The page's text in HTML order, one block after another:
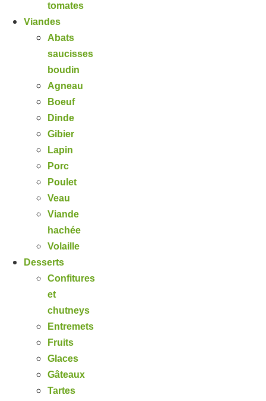
tomates
Viandes
Abats
saucisses
boudin
Agneau
Boeuf
Dinde
Gibier
Lapin
Porc
Poulet
Veau
Viande
hachée
Volaille
Desserts
Confitures
et
chutneys
Entremets
Fruits
Glaces
Gâteaux
Tartes